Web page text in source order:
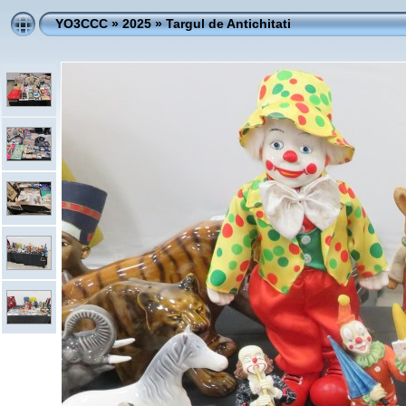
YO3CCC»2025»Targul de Antichitati